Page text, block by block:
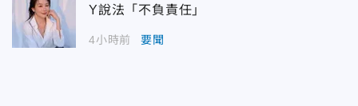
Y說法「不負責任」
4小時前 要聞